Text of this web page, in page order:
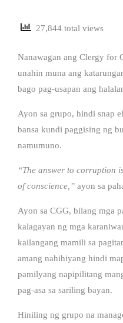
27,844 total views
Nanawagan ang Clergy for
unahin muna ang
bago pag-usapan ang
Ayon sa grupo, hindi snap
bansa kundi paggising ng
namumuno.
“The answer to corruption
of conscience,” ayon sa
Ayon sa CGG, bilang mga
kalagayan ng mga
kailangang mamili sa
amang nahihiyang hindi
pamilyang napipilitang
pag-asa sa sariling bayan.
Hiniling ng grupo na